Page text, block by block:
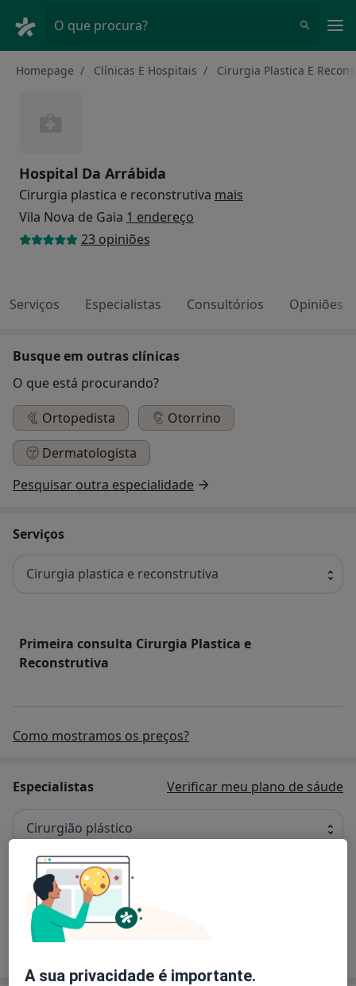
O que procura?
Homepage Clínicas E Hospitais Cirurgia Plastica E
Hospital Da Arrábida
Cirurgia plastica e reconstrutiva mais
Vila Nova de Gaia 1 endereço
23 opiniões
Serviços Especialistas Consultórios Opiniões
Busque em outras clínicas
O que está procurando?
Ortopedista
Otorrino
Dermatologista
Pesquisar outra especialidade
Serviços
Cirurgia plastica e reconstrutiva
Primeira consulta Cirurgia Plastica e
Reconstrutiva
Como mostramos os preços?
Especialistas Verificar meu plano de sáude
Cirurgião plástico
Dra. Augusta Cardoso
Cirurgião plástico
A sua privacidade é importante.